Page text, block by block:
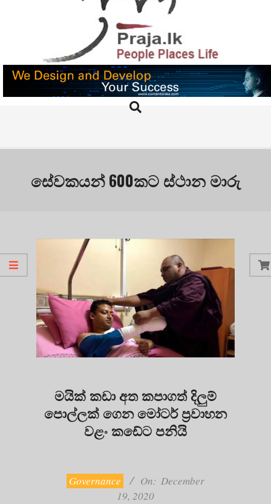
PRAJA.LK
Search
සේවකයන් 600කට ස්ථාන මාරු
මයික් කඩා අත කපාගත් දිලුම්
පොල්ලක් ගෙන මෝටර් ප්‍රවාහන
වළං කඩේට පනියි
Governance On: December
19, 2020